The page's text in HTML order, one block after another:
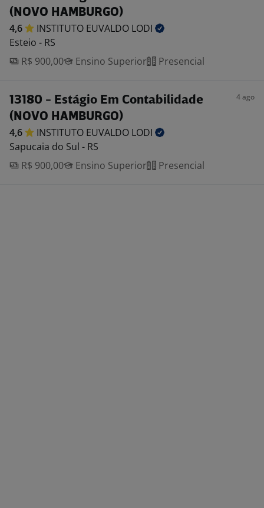
(NOVO HAMBURGO)
4,6 INSTITUTO EUVALDO LODI
Esteio - RS
R$ 900,00
Ensino Superior Presencial
13180 - Estágio Em Contabilidade
(NOVO HAMBURGO)
4 ago
4,6 INSTITUTO EUVALDO LODI
Sapucaia do Sul - RS
R$ 900,00
Ensino Superior Presencial